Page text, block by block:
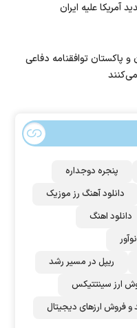
آمریکا علیه ایران
و پاکستان توافقنامه دفاعی
پنجره دوجداره
دانلود آهنگ رز‌ موزیک
دانلود اهنگ
ریپل در مسیر رشد
ارز سینتتیکس
و فروش ارزهای دیجیتال